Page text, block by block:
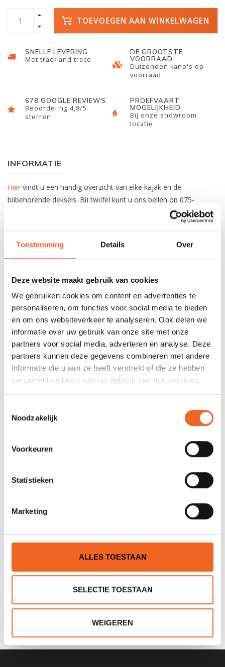
Toestemming Details Over
Deze website maakt gebruik van cookies
We gebruiken cookies om content en advertenties te
personaliseren, om functies voor social media te bieden
en om ons websiteverkeer te analyseren. Ook delen we
informatie over uw gebruik van onze site met onze
partners voor social media, adverteren en analyse. Deze
partners kunnen deze gegevens combineren met andere
informatie die u aan ze heeft verstrekt of die ze hebben
verzameld op basis van uw gebruik van hun services.
Noodzakelijk
Voorkeuren
Statistieken
Marketing
ALLES TOESTAAN
SELECTIE TOESTAAN
WEIGEREN
TOEVOEGEN AAN WINKELWAGEN
SNELLE LEVERING
Met track and trace
DE GROOTSTE
VOORRAAD
Duizenden kano's op
voorraad
678 GOOGLE REVIEWS
Beoordeling 4,8/5
sterren
PROEFVAART
MOGELIJKHEID
Bij onze showroom
locatie
INFORMATIE
Hier vindt u een handig overzicht van elke kajak en de
bijbehorende deksels. Bij twijfel kunt u ons bellen op 075-
voor advies. Geef hierbij
Deze deksel past niet op een Valley inbouwring, past alleen op
Kajak Sport inbouwringen!
N.B. Kijk ook nog even naar het logo van uw oude deksel.
Nog niet gewaardeerd
0 sterren op basis van 0 beoordelingen
GERELATEERDE PRODUCTEN
GEAR AID REVIVEX UV
PROTECTANT SPRAY, 120
ML
€14,50€12,50